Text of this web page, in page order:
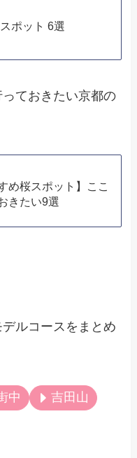
ポット 6選
ておきたい京都の
め桜スポット】ここ
きたい9選
ルコースをまとめ
中
吉田山